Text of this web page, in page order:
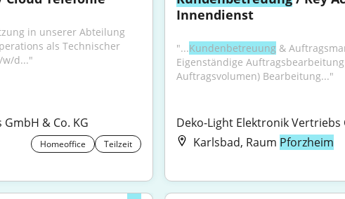
in unserer Abteilung
w/d..."
& Co. KG
Homeoffice Teilzeit
Innendienst
"...Kundenbetreuung &
Eigenständige
Auftragsvolumen) Bearbeitung..."
Deko-Light Elektronik Vertriebs
Karlsbad, Raum Pforzheim